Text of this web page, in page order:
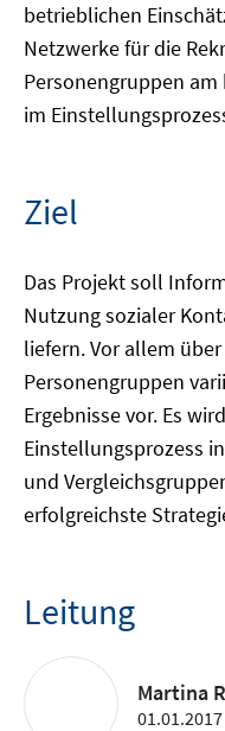
betrieblichen
Netzwerke für die
Personengruppen
im
Ziel
Das Projekt soll
Nutzung sozialer
liefern. Vor allem
Personengruppen
Ergebnisse vor. Es
Einstellungsprozess
und
erfolgreichste
Leitung
Martina